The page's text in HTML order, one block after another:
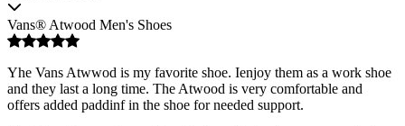
Vans® Atwood Men's Shoes
Yhe Vans Atwwod is my favorite shoe. Ienjoy them as a work shoe
and they last a long time. The Atwood is very comfortable and
offers added paddinf in the shoe for needed support.